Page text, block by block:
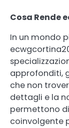
Cosa Rende
In un mondo
approfonditi,
che non
dettagli e la
permettono di
coinvolgente